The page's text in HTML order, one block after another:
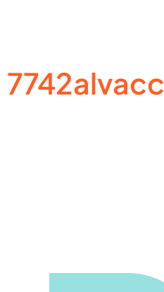
7742alvacc